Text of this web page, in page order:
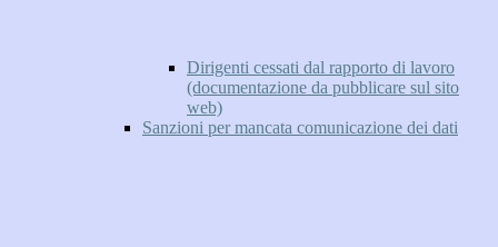
Dirigenti cessati dal rapporto di lavoro
(documentazione da pubblicare sul sito
web)
Sanzioni per mancata comunicazione dei dati